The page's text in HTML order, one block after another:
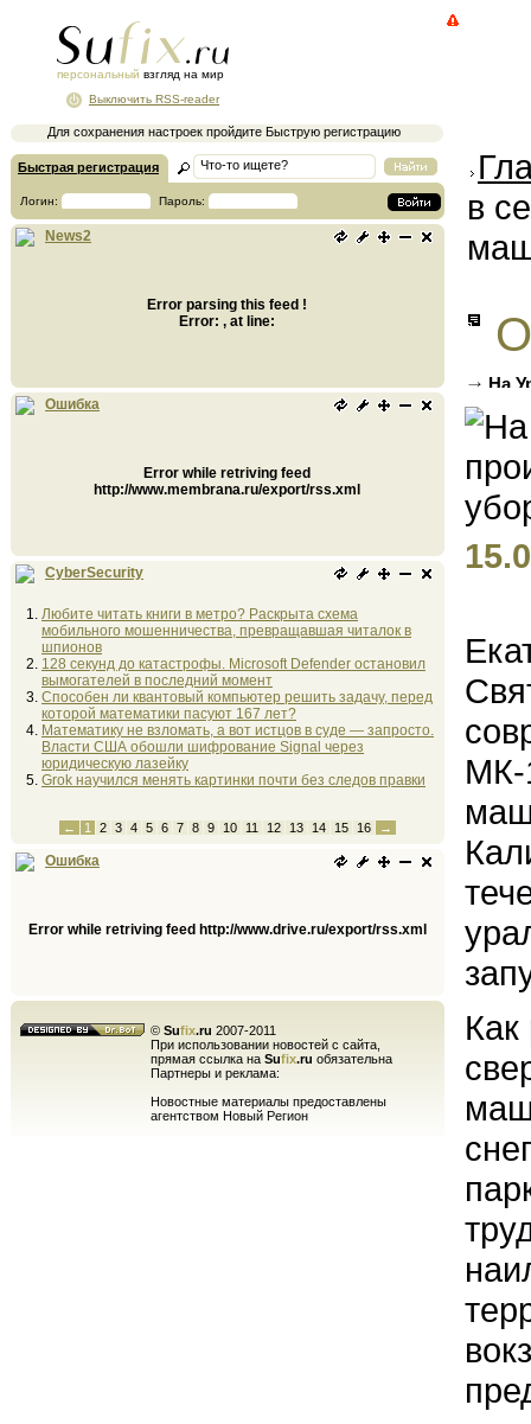
персональный взгляд на мир
Для сохранения настроек пройдите Быструю регистрацию
Выключить RSS-reader
Быстрая регистрация
Логин: Пароль:
News2
Error parsing this feed !
Error: , at line:
Ошибка
Error while retriving feed
http://www.membrana.ru/export/rss.xml
CyberSecurity
Любите читать книги в метро? Раскрыта схема
мобильного мошенничества, превращавшая читалок в
шпионов
128 секунд до катастрофы. Microsoft Defender остановил
вымогателей в последний момент
Способен ли квантовый компьютер решить задачу, перед
которой математики пасуют 167 лет?
Математику не взломать, а вот истцов в суде — запросто.
Власти США обошли шифрование Signal через
юридическую лазейку
Grok научился менять картинки почти без следов правки
← 1 2 3 4 5 6 7 8 9 10 11 12 13 14 15 16 →
Ошибка
Error while retriving feed http://www.drive.ru/export/rss.xml
© Sufix.ru 2007-2011
При использовании новостей с сайта,
прямая ссылка на Sufix.ru обязательна
Партнеры и реклама:
Новостные материалы предоставлены
агентством Новый Регион
в
На
уборки
МК-